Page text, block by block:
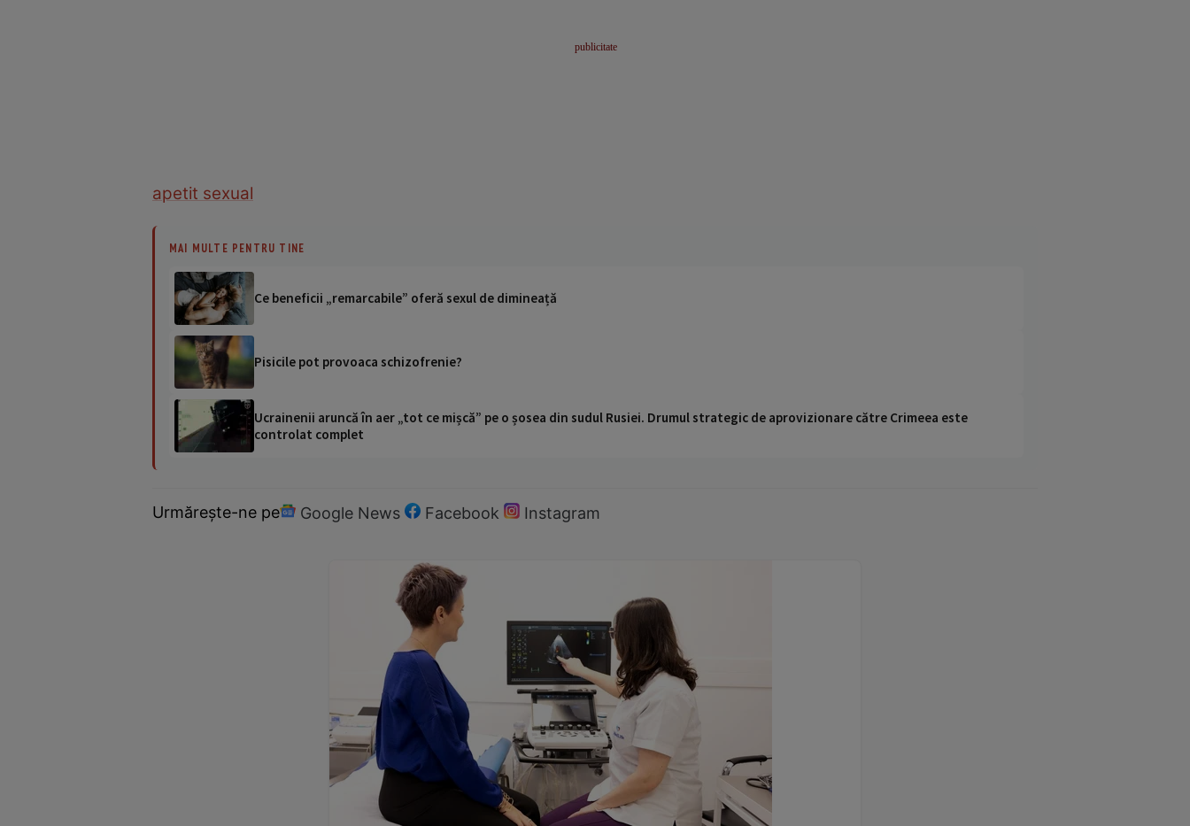
apetit sexual
MAI MULTE PENTRU TINE
Ce beneficii „remarcabile” oferă sexul de dimineață
Pisicile pot provoaca schizofrenie?
Ucrainenii aruncă în aer „tot ce mișcă” pe o șosea din sudul Rusiei. Drumul strategic de aprovizionare către Crimeea este
controlat complet
Urmărește-ne pe Google News Facebook Instagram